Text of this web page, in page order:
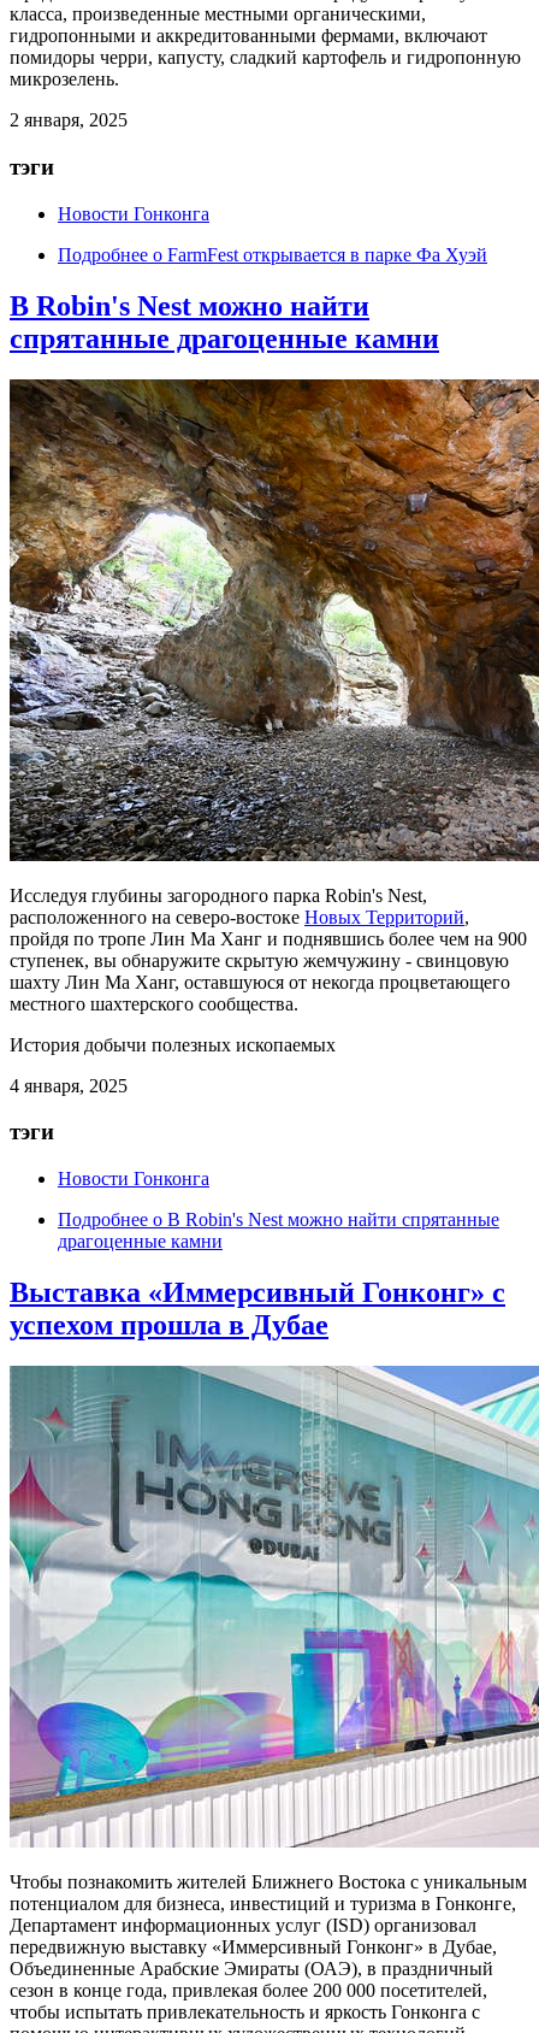
класса, произведенные местными органическими,
гидропонными и аккредитованными фермами, включают
помидоры черри, капусту, сладкий картофель и гидропонную
микрозелень.
2 января, 2025
тэги
Новости Гонконга
Подробнее о FarmFest открывается в парке Фа Хуэй
В Robin's Nest можно найти
спрятанные драгоценные камни
Исследуя глубины загородного парка Robin's Nest,
расположенного на северо-востоке Новых Территорий,
пройдя по тропе Лин Ма Ханг и поднявшись более чем на 900
ступенек, вы обнаружите скрытую жемчужину - свинцовую
шахту Лин Ма Ханг, оставшуюся от некогда процветающего
местного шахтерского сообщества.
История добычи полезных ископаемых
4 января, 2025
тэги
Новости Гонконга
Подробнее о В Robin's Nest можно найти спрятанные
драгоценные камни
Выставка «Иммерсивный Гонконг» с
успехом прошла в Дубае
Чтобы познакомить жителей Ближнего Востока с уникальным
потенциалом для бизнеса, инвестиций и туризма в Гонконге,
Департамент информационных услуг (ISD) организовал
передвижную выставку «Иммерсивный Гонконг» в Дубае,
Объединенные Арабские Эмираты (ОАЭ), в праздничный
сезон в конце года, привлекая более 200 000 посетителей,
чтобы испытать привлекательность и яркость Гонконга с